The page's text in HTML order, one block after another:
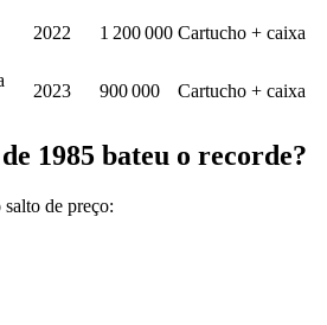
2022 1 200 000 Cartucho + caixa
2023 900 000 Cartucho + caixa
1985 bateu o recorde?
de preço: